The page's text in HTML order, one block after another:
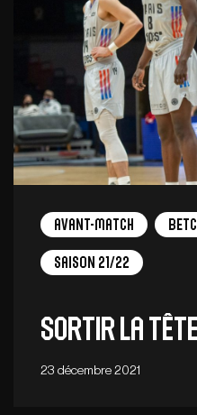
Avant-Match
Saison 21/22
SORTIR LA
23 décembre 2021